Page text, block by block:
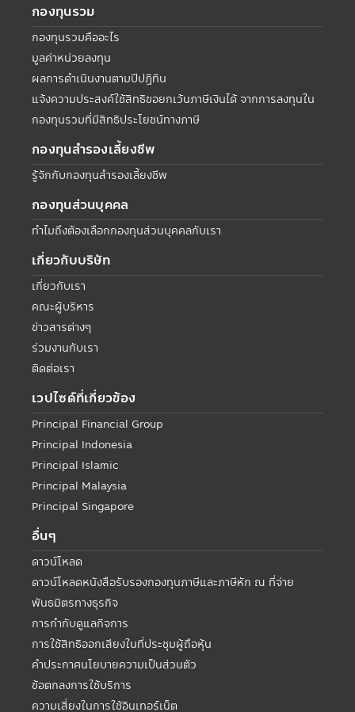
กองทุนรวม
กองทุนรวมคืออะไร
มูลค่าหน่วยลงทุน
ผลการดำเนินงานตามปีปฏิทิน
แจ้งความประสงค์ใช้สิทธิขอยกเว้นภาษีเงินได้ จากการลงทุนใน
กองทุนรวมที่มีสิทธิประโยชน์ทางภาษี
กองทุนสำรองเลี้ยงชีพ
รู้จักกับกองทุนสำรองเลี้ยงชีพ
กองทุนส่วนบุคคล
ทำไมถึงต้องเลือกกองทุนส่วนบุคคลกับเรา
เกี่ยวกับบริษัท
เกี่ยวกับเรา
คณะผู้บริหาร
ข่าวสารต่างๆ
ร่วมงานกับเรา
ติดต่อเรา
เวปไซด์ที่เกี่ยวข้อง
Principal Financial Group
Principal Indonesia
Principal Islamic
Principal Malaysia
Principal Singapore
อื่นๆ
ดาวน์โหลด
ดาวน์โหลดหนังสือรับรองกองทุนภาษีและภาษีหัก ณ ที่จ่าย
พันธมิตรทางธุรกิจ
การกำกับดูแลกิจการ
การใช้สิทธิออกเสียงในที่ประชุมผู้ถือหุ้น
คำประกาศนโยบายความเป็นส่วนตัว
ข้อตกลงการใช้บริการ
ความเสี่ยงในการใช้อินเทอร์เน็ต